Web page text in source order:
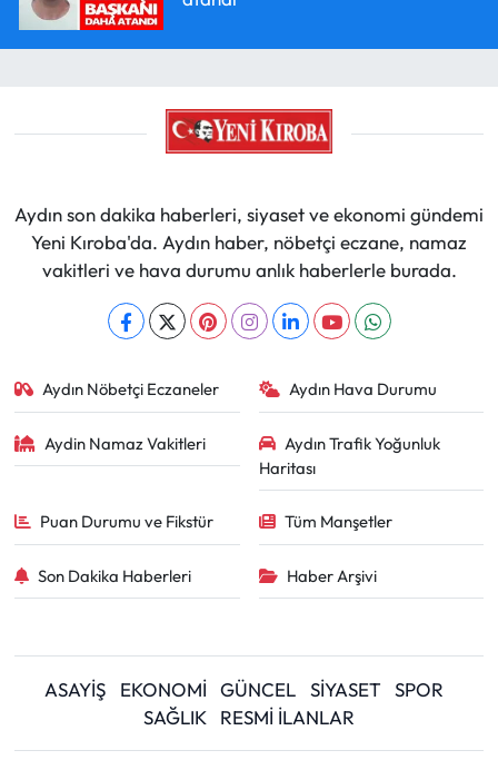
Aydın son dakika haberleri, siyaset ve ekonomi gündemi
Yeni Kıroba'da. Aydın haber, nöbetçi eczane, namaz
vakitleri ve hava durumu anlık haberlerle burada.
Aydın Nöbetçi Eczaneler Aydın Hava Durumu
Aydin Namaz Vakitleri
Aydın Trafik Yoğunluk
Haritası
Puan Durumu ve Fikstür Tüm Manşetler
Son Dakika Haberleri Haber Arşivi
ASAYİŞ EKONOMİ GÜNCEL SİYASET
SPOR
SAĞLIK
RESMİ İLANLAR